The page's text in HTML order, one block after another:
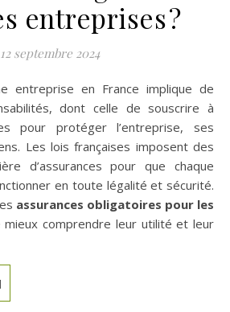
entreprises ?
12 septembre 2024
dont celle de souscrire à
pour protéger l’entreprise, ses
Les lois françaises imposent des
d’assurances pour que chaque
en toute légalité et sécurité.
assurances obligatoires pour les
mieux comprendre leur utilité et leur